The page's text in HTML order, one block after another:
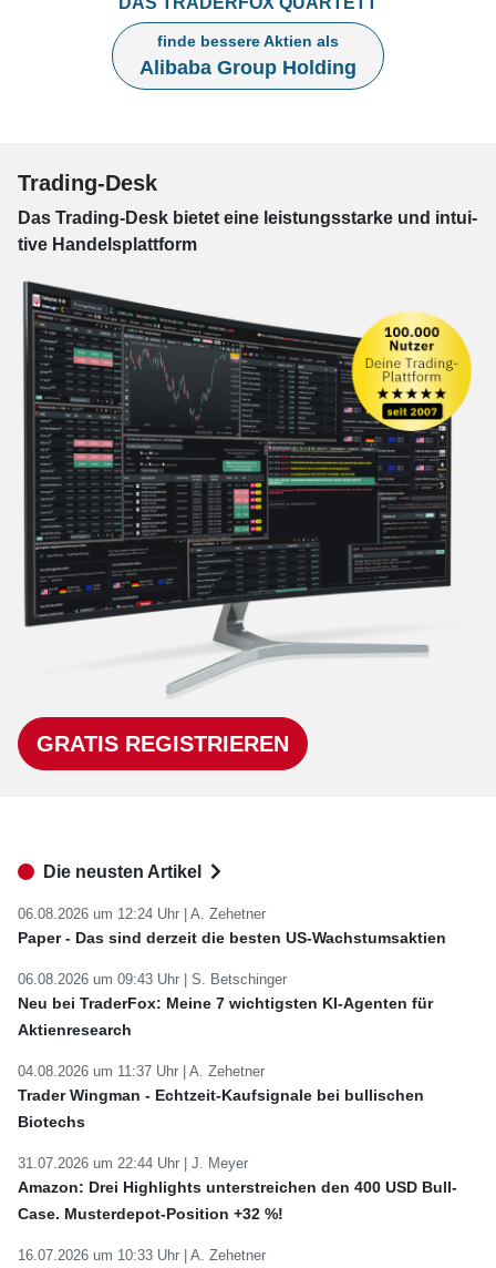
finde bessere Aktien als
Alibaba Group Holding
Trading-Desk
Das Trading-Desk bie­tet eine leis­tungs­star­ke und in­tui­
tive Han­dels­platt­form
GRATIS REGISTRIEREN
Die neusten Artikel
06.08.2026 um 12:24 Uhr | A. Zehetner
Paper - Das sind derzeit die besten US-Wachstumsaktien
06.08.2026 um 09:43 Uhr | S. Betschinger
Neu bei TraderFox: Meine 7 wichtigsten KI-Agenten für
Aktienresearch
04.08.2026 um 11:37 Uhr | A. Zehetner
Trader Wingman - Echtzeit-Kaufsignale bei bullischen
Biotechs
31.07.2026 um 22:44 Uhr | J. Meyer
Amazon: Drei Highlights unterstreichen den 400 USD Bull-
Case. Musterdepot-Position +32 %!
16.07.2026 um 10:33 Uhr | A. Zehetner